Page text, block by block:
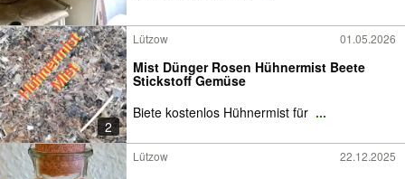
2
Lützow 01.05.2026
Mist Dünger Rosen Hühnermist Beete
Stickstoff Gemüse
Biete kostenlos Hühnermist für ...
Lützow 22.12.2025